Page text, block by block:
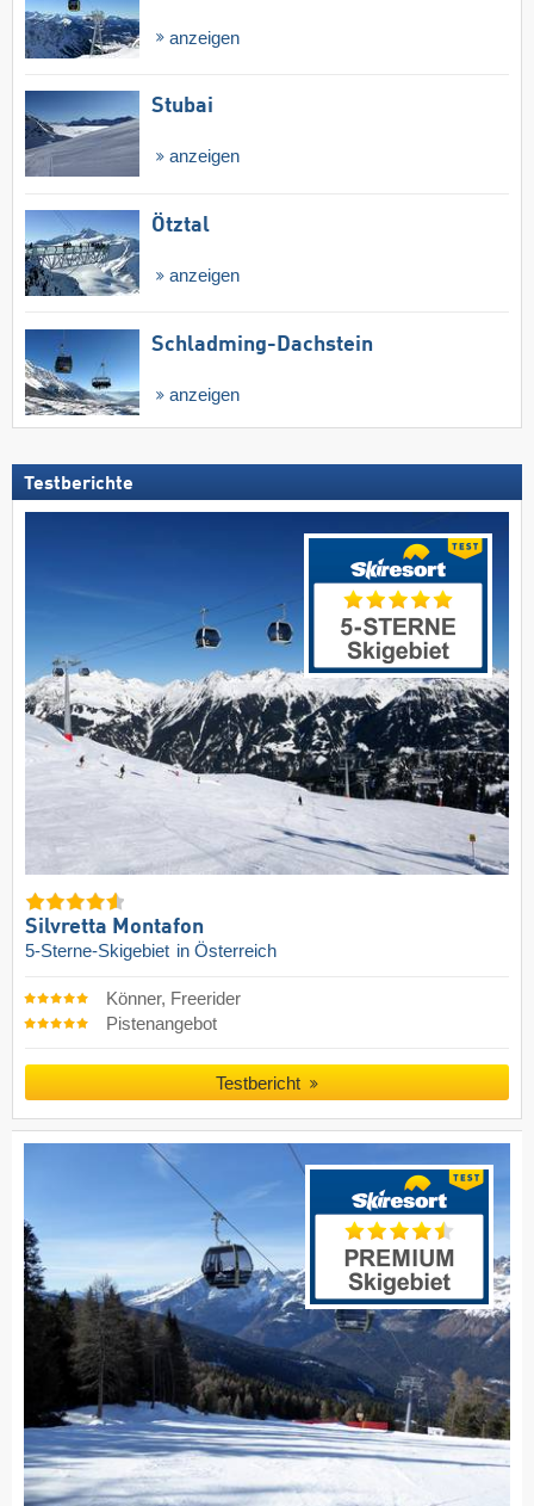
anzeigen
Stubai
anzeigen
Ötztal
anzeigen
Schladming-Dachstein
anzeigen
Testberichte
Silvretta Montafon
5-Sterne-Skigebiet in Österreich
Könner, Freerider
Pistenangebot
Testbericht